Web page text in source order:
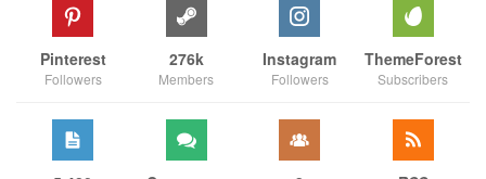
Pinterest
Followers
276k
Members
Instagram
Followers
ThemeForest
Subscribers